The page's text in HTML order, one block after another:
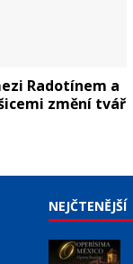
Radotínem a
změní tvář
NEJČTENĚJŠÍ